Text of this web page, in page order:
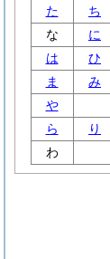
た
ち
な
に
は
ひ
ま
み
や
ら
り
わ